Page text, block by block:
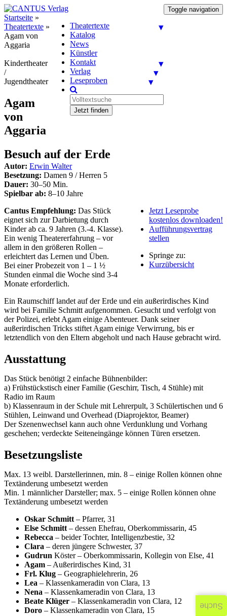
Toggle navigation
Theatertexte
Katalog
News
Künstler
Kontakt
Verlag
Leseproben
Jetzt finden
Startseite »
Theatertexte »
Agam von
Aggaria
Kindertheater
/
Jugendtheater
Agam
von
Aggaria
Besuch auf der Erde
Autor: Erwin Walter
Besetzung: Damen 9 / Herren 5
Dauer: 30–50 Min.
Spielbar ab: 8–10 Jahre
Jetzt Leseprobe
kostenlos downloaden!
Aufführungsvertrag
stellen
Springe zu:
Kurzübersicht
Cantus Empfehlung: Das Stück
eignet sich zur Darbietung durch
Kinder ab ca. 9 Jahren (3.-4. Klasse).
Ein wenig Theatererfahrung – vor
allem in den größeren Rollen –
erleichtert das Lernen und Üben.
Bei einer Probezeit von 1 – 1 ½
Stunden einmal die Woche sind 3-4
Monate erforderlich.
Ein Raumschiff landet auf der Erde und ein außerirdisches Kind
wird bei Familie Schmitt aufgenommen. Gesucht und verfolgt von
der Polizei, erlebt Agam einige Abenteuer. Dank seiner
außerirdischen Tricks stiftet Agam einige Verwirrung, bis er
letztendlich von den Eltern abgeholt und nach Hause gebracht wird.
Ausstattung
Das Stück benötigt 2 einfache Bühnenbilder:
a) Frühstückstisch einer Familie (Geschirr, Tisch, 4 Stühle) mit
Radio im Raum
b) Klassenraum in der Schule mit Lehrerpult, 3 Schülertischen und 6
Stühlen, Leinwand und Overhead (Diaprojektor, Beamer)
Der Szenenwechsel kann auch ohne Verdunklung und Vorhang
geschehen; verdeckte Seiteneingänge können Türen ersetzen.
Besetzungsliste
Max. 13 weibl. Darstellerinnen, min. 8 – einige Rollen können ohne
Textänderung umbesetzt werden
Min. 1 männlicher Darsteller; max. 5 – einige Rollen können ohne
Textänderung umbesetzt werden
Oskar Schmitt – Pfarrer, 31
Else Schmitt – dessen Ehefrau, Oberkommissarin, 45
Rebecca – beider Tochter, Intelligenzbestie, 32
Clara – deren jüngere Schwester, 37
Gudrun Köster – Oberkommissarin, Kollegin von Else, 41
Agam – Außerirdisches Kind, 31
Frl. Klug – Geographielehrerin, 26
Lea – Klassenkameradin von Clara, 13
Nena – Klassenkameradin von Clara, 13
Beate Klüger – Klassenkameradin von Clara, 12
Doro – Klassenkameradin von Clara, 15
Suche